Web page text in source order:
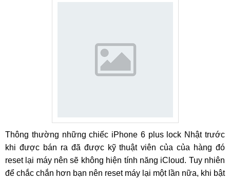
Thông thường những chiếc iPhone 6 plus lock Nhật trước
khi được bán ra đã được kỹ thuật viên của của hàng đó
reset lại máy nên sẽ không hiện tính năng iCloud. Tuy nhiên
để chắc chắn hơn bạn nên reset máy lại một lần nữa, khi bật